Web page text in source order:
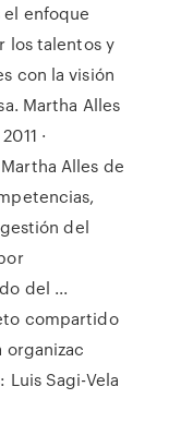
enfoque
los talentos y
con la visión
Martha Alles
·
Alles de
del
del ...
compartido
Luis Sagi-Vela